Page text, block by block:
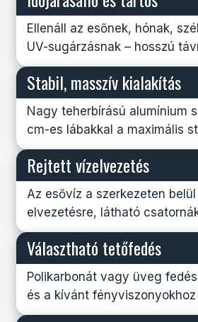
Ellenáll az esőnek, hónak,
UV-sugárzásnak – hosszú
Stabil, masszív kialakítás
Nagy teherbírású alumínium
cm-es lábakkal a maximális
Rejtett vízelvezetés
Az esővíz a szerkezeten
elvezetésre, látható
Választható tetőfedés
Polikarbonát vagy üveg
és a kívánt